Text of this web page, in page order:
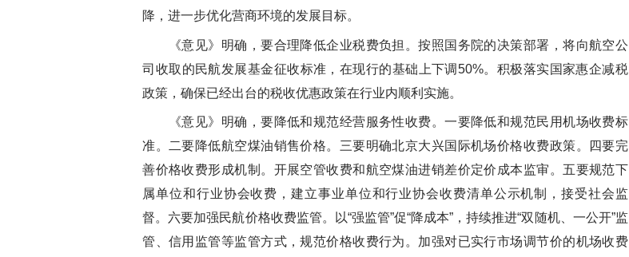
降，进一步优化营商环境的发展目标。
《意见》明确，要合理降低企业税费负担。按照国务院的决策部署，将向航空公
司收取的民航发展基金征收标准，在现行的基础上下调50%。积极落实国家惠企减税
政策，确保已经出台的税收优惠政策在行业内顺利实施。
《意见》明确，要降低和规范经营服务性收费。一要降低和规范民用机场收费标
准。二要降低航空煤油销售价格。三要明确北京大兴国际机场价格收费政策。四要完
善价格收费形成机制。开展空管收费和航空煤油进销差价定价成本监审。五要规范下
属单位和行业协会收费，建立事业单位和行业协会收费清单公示机制，接受社会监
督。六要加强民航价格收费监管。以“强监管”促“降成本”，持续推进“双随机、一公开”监
管、信用监管等监管方式，规范价格收费行为。加强对已实行市场调节价的机场收费